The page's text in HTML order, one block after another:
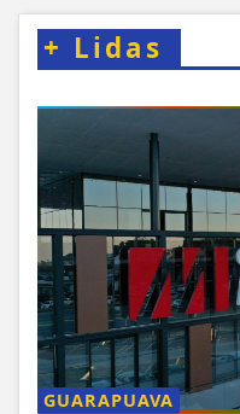
+ Lidas
GUARAPUAVA